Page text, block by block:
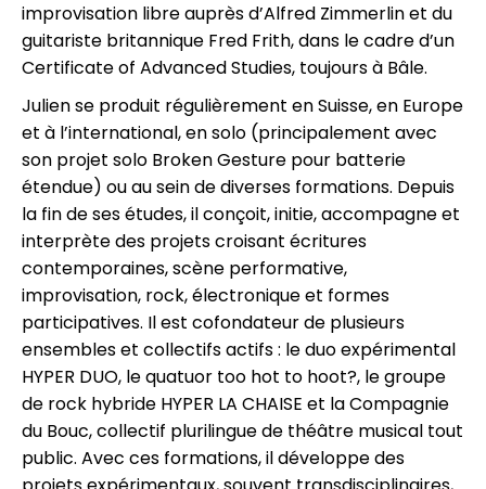
improvisation libre auprès d’Alfred Zimmerlin et du
guitariste britannique Fred Frith, dans le cadre d’un
Certificate of Advanced Studies, toujours à Bâle.
Julien se produit régulièrement en Suisse, en Europe
et à l’international, en solo (principalement avec
son projet solo Broken Gesture pour batterie
étendue) ou au sein de diverses formations. Depuis
la fin de ses études, il conçoit, initie, accompagne et
interprète des projets croisant écritures
contemporaines, scène performative,
improvisation, rock, électronique et formes
participatives. Il est cofondateur de plusieurs
ensembles et collectifs actifs : le duo expérimental
HYPER DUO, le quatuor too hot to hoot?, le groupe
de rock hybride HYPER LA CHAISE et la Compagnie
du Bouc, collectif plurilingue de théâtre musical tout
public. Avec ces formations, il développe des